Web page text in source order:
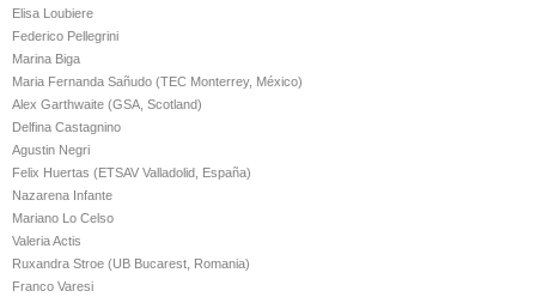
Elisa Loubiere
Federico Pellegrini
Marina Biga
Maria Fernanda Sañudo (TEC Monterrey, México)
Alex Garthwaite (GSA, Scotland)
Delfina Castagnino
Agustin Negri
Felix Huertas (ETSAV Valladolid, España)
Nazarena Infante
Mariano Lo Celso
Valeria Actis
Ruxandra Stroe (UB Bucarest, Romania)
Franco Varesi